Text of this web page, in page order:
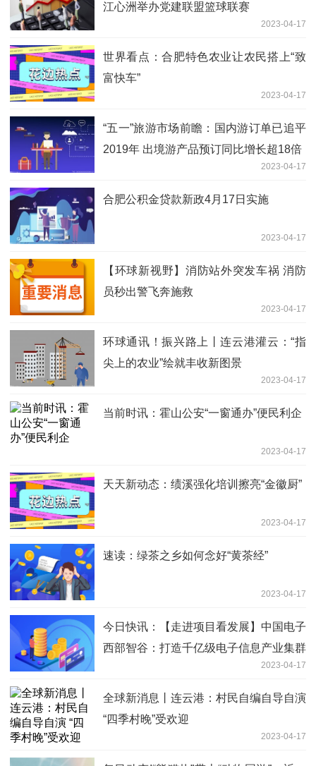
江心洲举办党建联盟篮球联赛
2023-04-17
世界看点：合肥特色农业让农民搭上“致
富快车”
2023-04-17
“五一”旅游市场前瞻：国内游订单已追平
2019年 出境游产品预订同比增长超18倍
2023-04-17
合肥公积金贷款新政4月17日实施
2023-04-17
【环球新视野】消防站外突发车祸 消防
员秒出警飞奔施救
2023-04-17
环球通讯！振兴路上丨连云港灌云：“指
尖上的农业”绘就丰收新图景
2023-04-17
当前时讯：霍山公安“一窗通办”便民利企
2023-04-17
天天新动态：绩溪强化培训擦亮“金徽厨”
2023-04-17
速读：绿茶之乡如何念好“黄茶经”
2023-04-17
今日快讯：【走进项目看发展】中国电子
西部智谷：打造千亿级电子信息产业集群
2023-04-17
全球新消息丨连云港：村民自编自导自演
“四季村晚”受欢迎
2023-04-17